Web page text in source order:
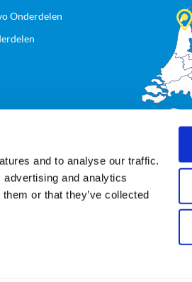
and to analyse our traffic.
and analytics
or that they’ve collected
Onderdelen